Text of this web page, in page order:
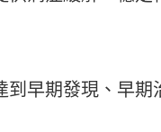
到早期發現、早期